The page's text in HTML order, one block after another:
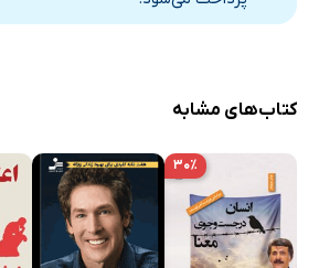
کتاب‌های مشابه
۳۰٪